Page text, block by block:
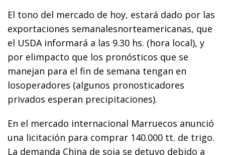
El tono del mercado de hoy, estará dado por las
exportaciones semanalesnorteamericanas, que
el USDA informará a las 9.30 hs. (hora local), y
por elimpacto que los pronósticos que se
manejan para el fin de semana tengan en
losoperadores (algunos pronosticadores
privados esperan precipitaciones).
En el mercado internacional Marruecos anunció
una licitación para comprar 140.000 tt. de trigo.
La demanda China de soja se detuvo debido a